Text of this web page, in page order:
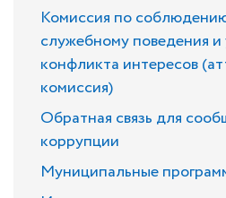
Комиссия по
служебному поведения
конфликта интересов
комиссия)
Обратная связь для
коррупции
Муниципальные